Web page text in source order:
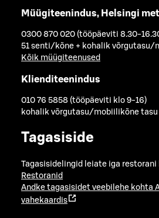
Müügiteenindus, Helsingi
0300 870 020 (tööpäeviti 8.30-
51 senti/kõne + kohalik võrgutasu/
Kõik müügiteenused
Klienditeenindus
010 76 5858 (tööpäeviti klo 9-16)
kohalik võrgutasu/mobiilikõne tasu
Tagasiside
Tagasisidelingid leiate iga restorani
Restoranid
Andke tagasisidet veebilehe kohta
vahekaardis